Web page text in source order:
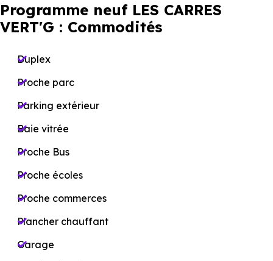
Programme neuf LES CARRES
VERT'G : Commodités
Duplex
Proche parc
Parking extérieur
Baie vitrée
Proche Bus
Proche écoles
Proche commerces
Plancher chauffant
Garage